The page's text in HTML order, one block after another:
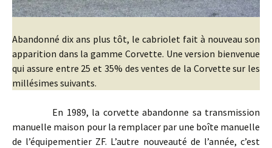
Abandonné dix ans plus tôt, le cabriolet fait à nouveau son
apparition dans la gamme Corvette. Une version bienvenue
qui assure entre 25 et 35% des ventes de la Corvette sur les
millésimes suivants.
En 1989, la corvette abandonne sa transmission
manuelle maison pour la remplacer par une boîte manuelle
de l’équipementier ZF. L’autre nouveauté de l’année, c’est